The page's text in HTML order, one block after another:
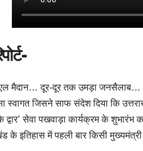
मैदान… दूर-दूर तक उमड़ा जनसैलाब…
स्वागत जिसने साफ संदेश दिया कि
सेवा पखवाड़ा कार्यक्रम के शुभारंभ
के इतिहास में पहली बार किसी